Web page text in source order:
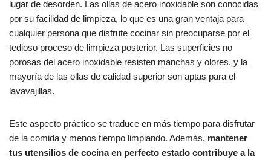
lugar de desorden. Las ollas de acero inoxidable son conocidas
por su facilidad de limpieza, lo que es una gran ventaja para
cualquier persona que disfrute cocinar sin preocuparse por el
tedioso proceso de limpieza posterior. Las superficies no
porosas del acero inoxidable resisten manchas y olores, y la
mayoría de las ollas de calidad superior son aptas para el
lavavajillas.
Este aspecto práctico se traduce en más tiempo para disfrutar
de la comida y menos tiempo limpiando. Además, mantener
tus utensilios de cocina en perfecto estado contribuye a la